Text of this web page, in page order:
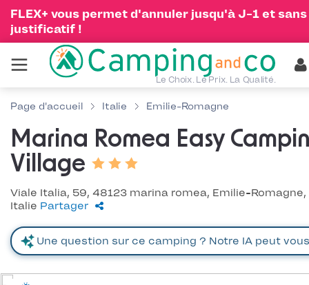
FLEX+ vous permet d'annuler jusqu'à J-1 et sans
justificatif !
Le Choix. Le Prix. La Qualité.
Page d'accueil Italie Emilie-Romagne
Marina Romea Easy
Village
Viale Italia, 59, 48123 marina romea, Emilie-Romagne,
Italie Partager